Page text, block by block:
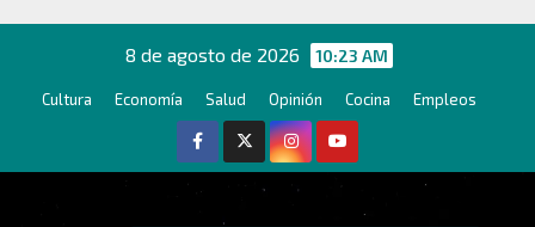
contenido
8 de agosto de 2026 10:23 AM
Cultura Economía Salud Opinión Cocina Empleos